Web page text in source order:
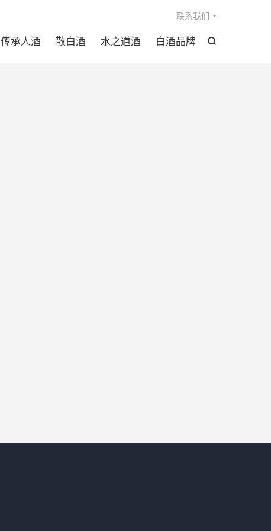

传承人酒 散白酒 水之道酒 白酒品牌
联系我们